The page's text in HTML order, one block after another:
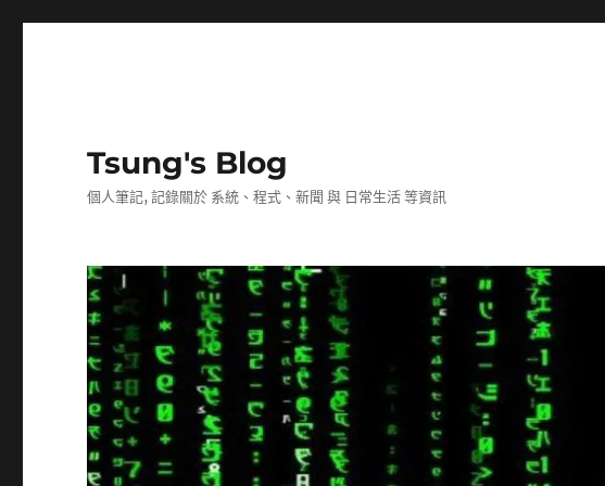
Tsung's Blog
個人筆記, 記錄關於 系統、程式、新聞 與 日常生活 等資訊